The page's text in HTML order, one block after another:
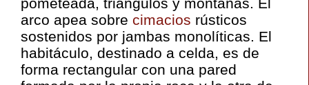
pometeada, triángulos y montañas. El
arco apea sobre cimacios rústicos
sostenidos por jambas monolíticas. El
habitáculo, destinado a celda, es de
forma rectangular con una pared